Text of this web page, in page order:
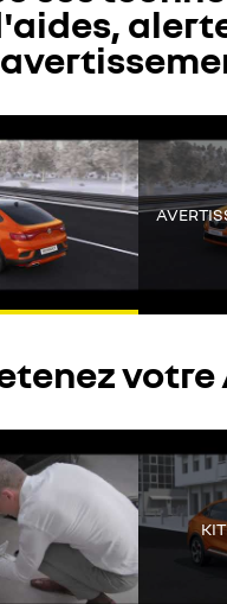
Autorisez le dépôt
accéder au contenu.
Tout refuser
Tout accepter
votre
Autorisez le dépôt
accéder au contenu.
Tout refuser
Tout accepter